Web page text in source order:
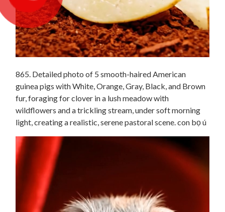
865. Detailed photo of 5 smooth-haired American
guinea pigs with White, Orange, Gray, Black, and Brown
fur, foraging for clover in a lush meadow with
wildflowers and a trickling stream, under soft morning
light, creating a realistic, serene pastoral scene. con bọ ú